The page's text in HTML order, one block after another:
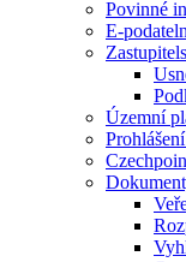
Povinné
E-
Územní